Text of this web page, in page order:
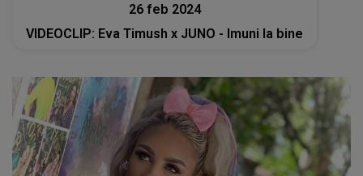
26 feb 2024
VIDEOCLIP: Eva Timush x JUNO - Imuni la bine